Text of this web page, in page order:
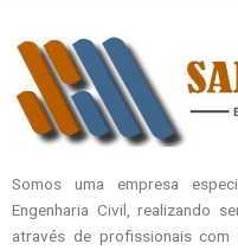
Somos uma empresa
Engenharia Civil, realizando
através de profissionais